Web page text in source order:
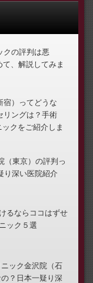
クの評判は悪
、解説してみま
宿）ってどうな
リングは？手術
クをご紹介しま
（東京）の評判っ
り深い医院紹介
るならココはずせ
ック５選
ニック金沢院（石
？日本一疑り深